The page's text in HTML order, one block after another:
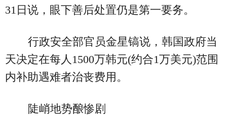
31日说，眼下善后处置仍是第一要务。
行政安全部官员金星镐说，韩国政府当
天决定在每人1500万韩元(约合1万美元)范围
内补助遇难者治丧费用。
陡峭地势酿惨剧